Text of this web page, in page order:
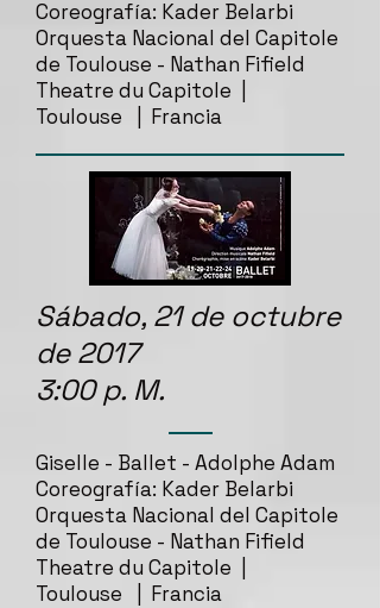
Coreografía: Kader Belarbi
Orquesta Nacional del Capitole
de Toulouse - Nathan Fifield
Theatre du Capitole |
Toulouse | Francia
Sábado, 21 de octubre
de 2017
3:00 p. M.
Giselle - Ballet - Adolphe Adam
Coreografía: Kader Belarbi
Orquesta Nacional del Capitole
de Toulouse - Nathan Fifield
Theatre du Capitole |
Toulouse | Francia